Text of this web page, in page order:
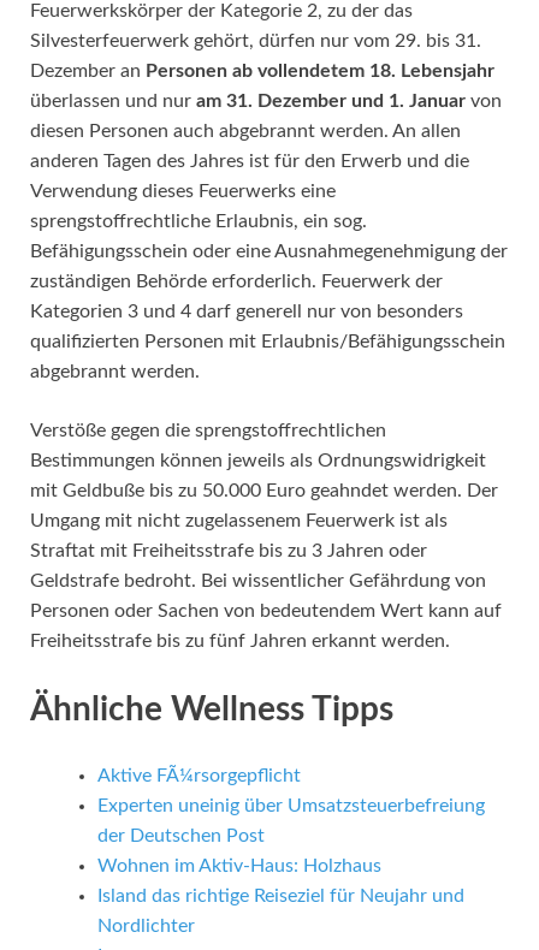
Feuerwerkskörper der Kategorie 2, zu der das
Silvesterfeuerwerk gehört, dürfen nur vom 29. bis 31.
Dezember an Personen ab vollendetem 18. Lebensjahr
überlassen und nur am 31. Dezember und 1. Januar von
diesen Personen auch abgebrannt werden. An allen
anderen Tagen des Jahres ist für den Erwerb und die
Verwendung dieses Feuerwerks eine
sprengstoffrechtliche Erlaubnis, ein sog.
Befähigungsschein oder eine Ausnahmegenehmigung der
zuständigen Behörde erforderlich. Feuerwerk der
Kategorien 3 und 4 darf generell nur von besonders
qualifizierten Personen mit Erlaubnis/Befähigungsschein
abgebrannt werden.
Verstöße gegen die sprengstoffrechtlichen
Bestimmungen können jeweils als Ordnungswidrigkeit
mit Geldbuße bis zu 50.000 Euro geahndet werden. Der
Umgang mit nicht zugelassenem Feuerwerk ist als
Straftat mit Freiheitsstrafe bis zu 3 Jahren oder
Geldstrafe bedroht. Bei wissentlicher Gefährdung von
Personen oder Sachen von bedeutendem Wert kann auf
Freiheitsstrafe bis zu fünf Jahren erkannt werden.
Ähnliche Wellness Tipps
Aktive FÃ¼rsorgepflicht
Experten uneinig über Umsatzsteuerbefreiung
der Deutschen Post
Wohnen im Aktiv-Haus: Holzhaus
Island das richtige Reiseziel für Neujahr und
Nordlichter